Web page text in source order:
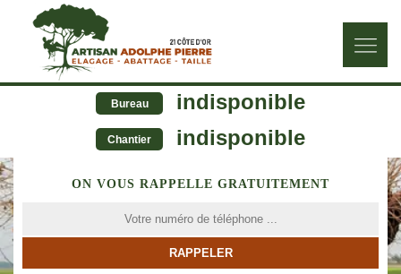
Bureau indisponible
Chantier indisponible
ON VOUS RAPPELLE GRATUITEMENT